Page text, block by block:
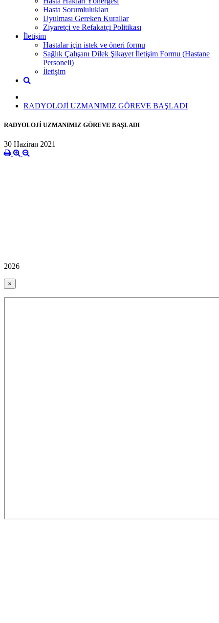
Hasta Sorumlulukları
Uyulması Gereken Kurallar
Ziyaretçi ve Refakatçi Politikası
İletişim
Hastalar için istek ve öneri formu
Sağlık Çalışanı Dilek Şikayet İletişim Formu (Hastane
Personeli)
İletişim
RADYOLOJİ UZMANIMIZ GÖREVE BAŞLADI
RADYOLOJİ UZMANIMIZ GÖREVE BAŞLADI
30 Haziran 2021
2026
×